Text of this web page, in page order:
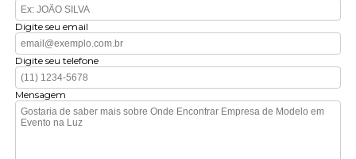
Digite seu email
Digite seu telefone
Mensagem